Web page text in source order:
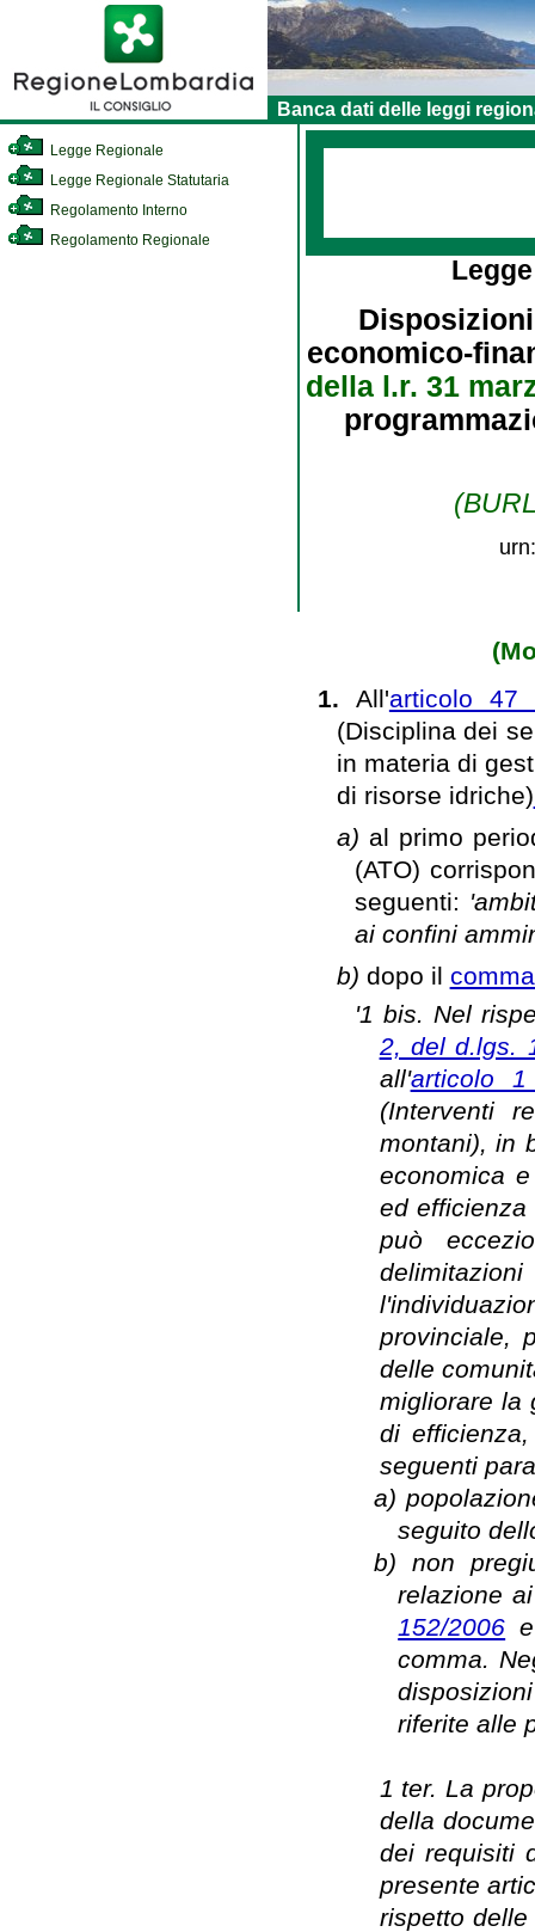
Banca dati delle leggi
Legge Regionale
Legge Regionale Statutaria
Regolamento Interno
Regolamento Regionale
economico-
della l.r. 31
1. All'articolo 47
(Disciplina dei
in materia di
di risorse idriche)
a) al primo
(ATO)
seguenti:
ai confini
b) dopo il
'1 bis. Nel
2, del d.lgs.
all'articolo
(Interventi
montani), in
economica
ed
può
provinciale,
delle
migliorare la
di
seguenti
a)
seguito
b) non
relazione
152/2006
comma.
riferite alle
1 ter. La
della
dei requisiti
presente
rispetto